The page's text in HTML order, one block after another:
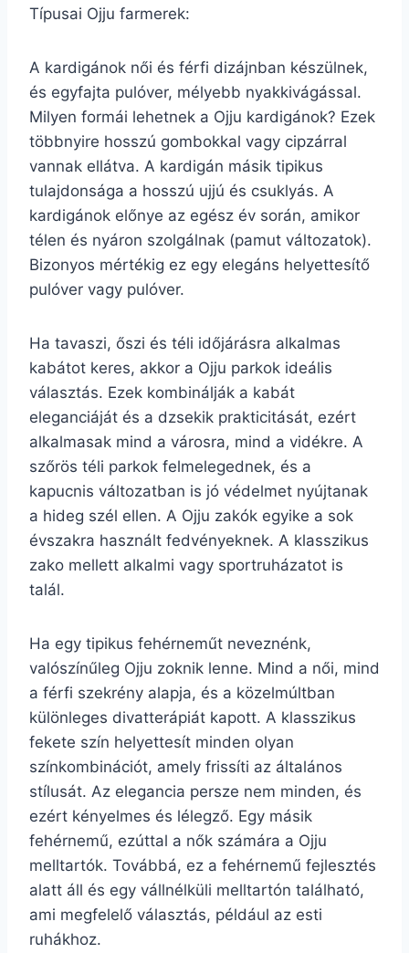
Típusai Ojju farmerek:
A kardigánok női és férfi dizájnban készülnek,
és egyfajta pulóver, mélyebb nyakkivágással.
Milyen formái lehetnek a Ojju kardigánok? Ezek
többnyire hosszú gombokkal vagy cipzárral
vannak ellátva. A kardigán másik tipikus
tulajdonsága a hosszú ujjú és csuklyás. A
kardigánok előnye az egész év során, amikor
télen és nyáron szolgálnak (pamut változatok).
Bizonyos mértékig ez egy elegáns helyettesítő
pulóver vagy pulóver.
Ha tavaszi, őszi és téli időjárásra alkalmas
kabátot keres, akkor a Ojju parkok ideális
választás. Ezek kombinálják a kabát
eleganciáját és a dzsekik prakticitását, ezért
alkalmasak mind a városra, mind a vidékre. A
szőrös téli parkok felmelegednek, és a
kapucnis változatban is jó védelmet nyújtanak
a hideg szél ellen. A Ojju zakók egyike a sok
évszakra használt fedvényeknek. A klasszikus
zako mellett alkalmi vagy sportruházatot is
talál.
Ha egy tipikus fehérneműt neveznénk,
valószínűleg Ojju zoknik lenne. Mind a női, mind
a férfi szekrény alapja, és a közelmúltban
különleges divatterápiát kapott. A klasszikus
fekete szín helyettesít minden olyan
színkombinációt, amely frissíti az általános
stílusát. Az elegancia persze nem minden, és
ezért kényelmes és lélegző. Egy másik
fehérnemű, ezúttal a nők számára a Ojju
melltartók. Továbbá, ez a fehérnemű fejlesztés
alatt áll és egy vállnélküli melltartón található,
ami megfelelő választás, például az esti
ruhákhoz.